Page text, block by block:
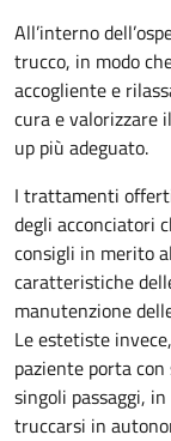
All’interno
trucco, in modo
accogliente e
cura e valorizzare
up più adeguato.
I trattamenti
degli acconciatori
consigli in merito
caratteristiche
manutenzione
Le estetiste
paziente porta
singoli passaggi,
truccarsi in